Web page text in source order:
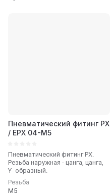
Пневматический фитинг PX
/ EPX 04-M5
Пневматический фитинг PX.
Резьба наружная - цанга, цанга,
Y- образный.
Резьба
М5